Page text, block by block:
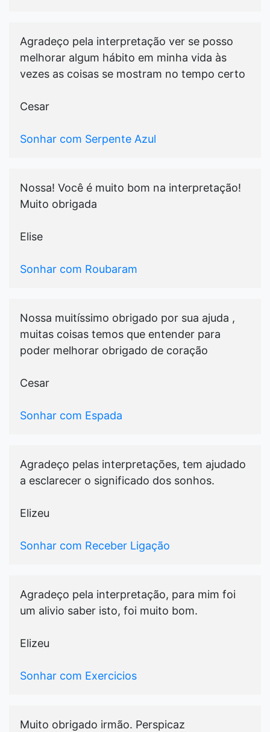
Agradeço pela interpretação ver se posso
melhorar algum hábito em minha vida às
vezes as coisas se mostram no tempo certo
Cesar
Sonhar com Serpente Azul
Nossa! Você é muito bom na interpretação!
Muito obrigada
Elise
Sonhar com Roubaram
Nossa muitíssimo obrigado por sua ajuda ,
muitas coisas temos que entender para
poder melhorar obrigado de coração
Cesar
Sonhar com Espada
Agradeço pelas interpretações, tem ajudado
a esclarecer o significado dos sonhos.
Elizeu
Sonhar com Receber Ligação
Agradeço pela interpretação, para mim foi
um alivio saber isto, foi muito bom.
Elizeu
Sonhar com Exercicios
Muito obrigado irmão. Perspicaz